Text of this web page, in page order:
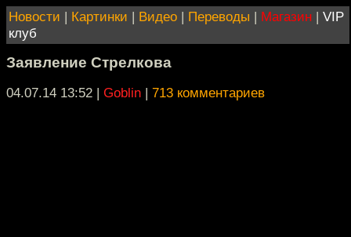
Новости | Картинки | Видео | Переводы | Магазин | VIP
клуб
Заявление Стрелкова
04.07.14 13:52 | Goblin | 713 комментариев